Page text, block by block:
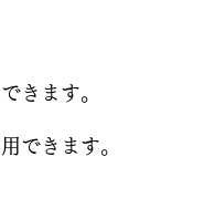
きます。
できます。